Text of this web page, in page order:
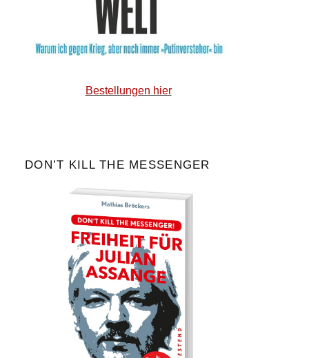
Bestellungen hier
DON’T KILL THE MESSENGER